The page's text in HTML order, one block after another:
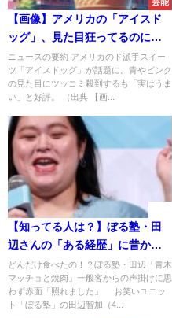
芸能
【画像】アメリカの「アイスド
ッグ」、見た目狂ってるのに食
欲そそる不思議
ニュースの要約 アメリカのド派手スイー
ツ「アイスドッグ」が話題に。青やピンク
の見た目にツッコミ殺到するも「実はうま
い」と好評。 （出典 【画...
【知ってる人は？】ぼる塾・田
辺さんの「ある経歴」に昔から
知られていると話題に
どんだけ食べたの！？ぼる塾・田辺「青木
マッチョと焼肉」一般客からの声掛けに思
わず赤面「照れました」 お笑いユニッ
ト「ぼる塾」の田辺智加（4...